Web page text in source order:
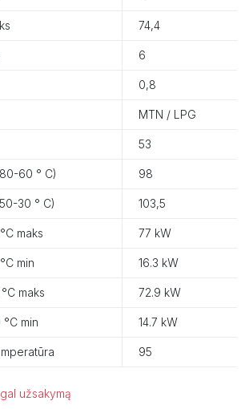
74,4
6
0,8
MTN / LPG
53
60 ° C) 98
30 ° C) 103,5
maks 77 kW
min 16.3 kW
maks 72.9 kW
min 14.7 kW
95
užsakymą